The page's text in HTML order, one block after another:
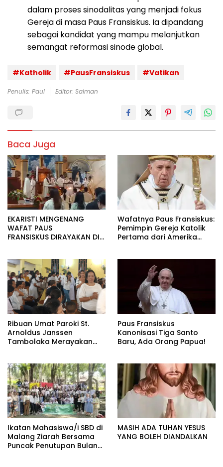
dalam proses sinodalitas yang menjadi fokus
Gereja di masa Paus Fransiskus. Ia dipandang
sebagai kandidat yang mampu melanjutkan
semangat reformasi sinode global.
#Katholik #PausFransiskus #Vatikan
Penulis: Paul Editor: Salman
Baca Juga
EKARISTI MENGENANG
WAFAT PAUS
FRANSISKUS DIRAYAKAN DI
Wafatnya Paus Fransiskus:
Pemimpin Gereja Katolik
Pertama dari Amerika
Ribuan Umat Paroki St.
Arnoldus Janssen
Tambolaka Merayakan
Paus Fransiskus
Kanonisasi Tiga Santo
Baru, Ada Orang Papua!
Ikatan Mahasiswa/i SBD di
Malang Ziarah Bersama
Puncak Penutupan Bulan
MASIH ADA TUHAN YESUS
YANG BOLEH DIANDALKAN